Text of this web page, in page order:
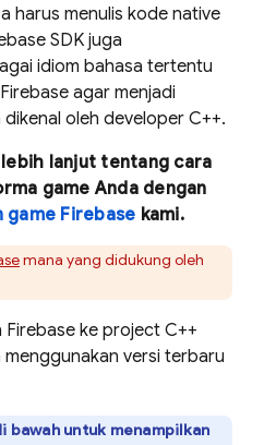
harus menulis kode native
SDK juga
idiom bahasa tertentu
agar menjadi
oleh developer C++.
lanjut tentang cara
game Anda dengan
game Firebase kami.
mana yang didukung oleh
Firebase ke project C++
versi terbaru
bawah untuk menampilkan